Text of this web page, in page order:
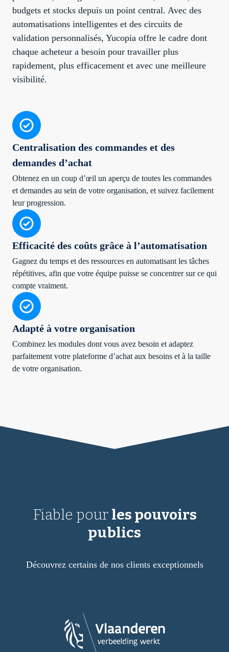
budgets et stocks depuis un point central. Avec des
automatisations intelligentes et des circuits de
validation personnalisés, Yucopia offre le cadre dont
chaque acheteur a besoin pour travailler plus
rapidement, plus efficacement et avec une meilleure
visibilité.
Centralisation des commandes et des
demandes d’achat
Obtenez en un coup d’œil un aperçu de toutes les commandes
et demandes au sein de votre organisation, et suivez facilement
leur progression.
Efficacité des coûts grâce à l’automatisation
Gagnez du temps et des ressources en automatisant les tâches
répétitives, afin que votre équipe puisse se concentrer sur ce qui
compte vraiment.
Adapté à votre organisation
Combinez les modules dont vous avez besoin et adaptez
parfaitement votre plateforme d’achat aux besoins et à la taille
de votre organisation.
Fiable pour les pouvoirs
publics
Découvrez certains de nos clients exceptionnels